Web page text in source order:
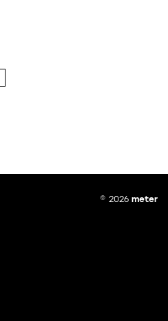
© 2026 meter